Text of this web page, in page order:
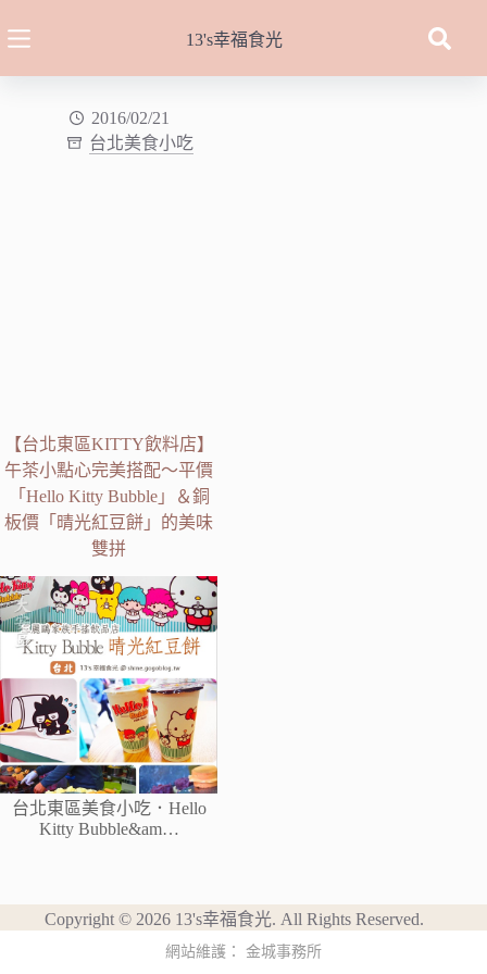
至
13's幸福食光
2016/02/21
台北美食小吃
【台北東區KITTY飲料店】
午茶小點心完美搭配～平價
「Hello Kitty Bubble」＆銅
板價「晴光紅豆餅」的美味
雙拼
台北東區美食小吃．Hello
Kitty Bubble&am…
Copyright © 2026 13's幸福食光. All Rights Reserved.
網站維護： 金城事務所